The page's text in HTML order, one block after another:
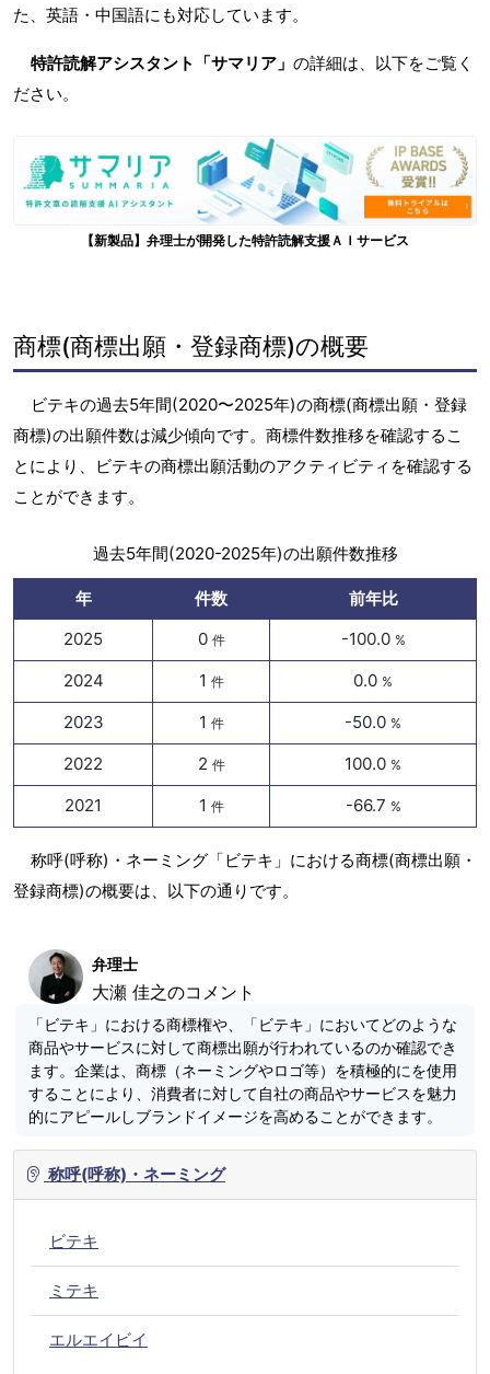
た、英語・中国語にも対応しています。
特許読解アシスタント「サマリア」 の詳細は、以下をご覧く
ださい。
【新製品】弁理士が開発した特許読解支援ＡＩサービス
商標(商標出願・登録商標)の概要
ビテキの過去5年間(2020〜2025年)の商標(商標出願・登録
商標)の出願件数は減少傾向です。商標件数推移を確認するこ
とにより、ビテキの商標出願活動のアクティビティを確認する
ことができます。
過去5年間(2020-2025年)の出願件数推移
年 件数
前年比
2025
0 件 -100.0 %
2024 1 件 0.0 %
2023 1 件 -50.0 %
2022 2 件 100.0 %
2021 1 件 -66.7 %
称呼(呼称)・ネーミング「ビテキ」における商標(商標出願・
登録商標)の概要は、以下の通りです。
弁理士
大瀬 佳之のコメント
「ビテキ」における商標権や、「ビテキ」においてどのような
商品やサービスに対して商標出願が行われているのか確認でき
ます。企業は、商標（ネーミングやロゴ等）を積極的にを使用
することにより、消費者に対して自社の商品やサービスを魅力
的にアピールしブランドイメージを高めることができます。
称呼(呼称)・ネーミング
ビテキ
ミテキ
エルエイビイ